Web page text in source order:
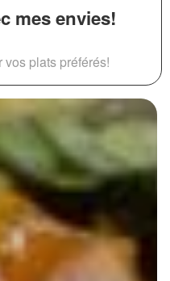
mes envies!
plats préférés!